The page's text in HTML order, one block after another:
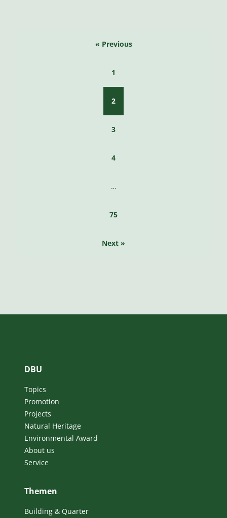
« Previous
1
2
3
4
…
75
Next »
DBU
Topics
Promotion
Projects
Natural Heritage
Environmental Award
About us
Service
Themen
Building & Quarter